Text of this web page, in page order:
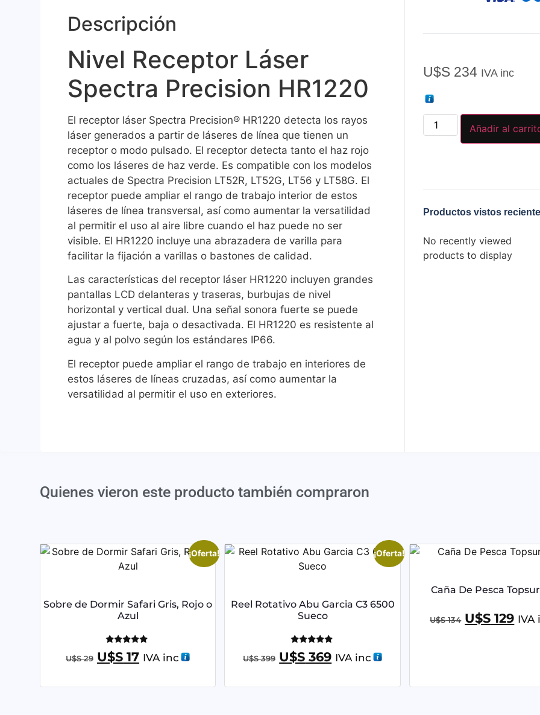
Descripción
Nivel Receptor Láser
Spectra Precision HR1220
El receptor láser Spectra Precision® HR1220 detecta los rayos
láser generados a partir de láseres de línea que tienen un
receptor o modo pulsado. El receptor detecta tanto el haz rojo
como los láseres de haz verde. Es compatible con los modelos
actuales de Spectra Precision LT52R, LT52G, LT56 y LT58G. El
receptor puede ampliar el rango de trabajo interior de estos
láseres de línea transversal, así como aumentar la versatilidad
al permitir el uso al aire libre cuando el haz puede no ser
visible. El HR1220 incluye una abrazadera de varilla para
facilitar la fijación a varillas o bastones de calidad.
Las características del receptor láser HR1220 incluyen grandes
pantallas LCD delanteras y traseras, burbujas de nivel
horizontal y vertical dual. Una señal sonora fuerte se puede
ajustar a fuerte, baja o desactivada. El HR1220 es resistente al
agua y al polvo según los estándares IP66.
El receptor puede ampliar el rango de trabajo en interiores de
estos láseres de líneas cruzadas, así como aumentar la
versatilidad al permitir el uso en exteriores.
U$S 234 IVA inc
Añadir al
Productos vistos
No recently viewed
products to display
Quienes vieron este producto también compraron
¡Oferta!
Sobre de Dormir Safari Gris, Rojo o
Azul
Valorado
con
5.00
U$S29 U$S 17 IVA inc
¡Oferta!
Reel Rotativo Abu Garcia C3 6500
Sueco
Valorado
con
5.00
U$S399 U$S 369 IVA inc
Caña De Pesca
U$S134 U$S 129 IVA